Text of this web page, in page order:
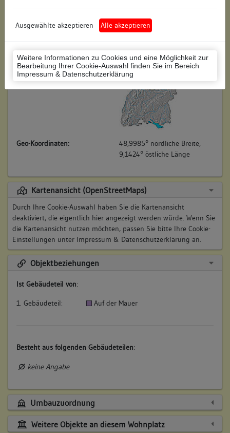
Ausgewählte akzeptieren Alle akzeptieren
Weitere Informationen zu Cookies und eine Möglichkeit zur
Bearbeitung Ihrer Cookie-Auswahl finden Sie im Bereich
Impressum & Datenschutzerklärung
Flurstücknummer: keine
Historischer Straßenname: keiner
Lage des Wohnplatzes:
Geo-Koordinaten:
48,9985° nördliche Breite,
9,1424° östliche Länge
Kartenansicht (OpenStreetMaps)
Durch Ihre Cookie-Auswahl haben Sie die Kartenansicht
deaktiviert, die eigentlich hier angezeigt werden würde. Wenn Sie
die Kartenansicht nutzen möchten, passen Sie bitte Ihre Cookie-
Einstellungen unter Impressum & Datenschutzerklärung an.
Objektbeziehungen
Ist Gebäudeteil von:
1. Gebäudeteil: Auf der Mauer
Besteht aus folgenden Gebäudeteilen:
keine Angabe
Umbauzuordnung
Weitere Objekte an diesem Wohnplatz